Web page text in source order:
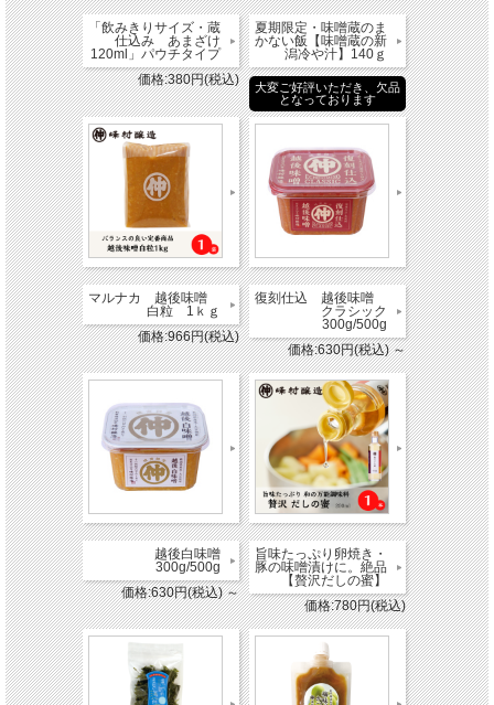
「飲みきりサイズ・蔵
仕込み あまざけ
120ml」パウチタイプ
価格:380円(税込)
夏期限定・味噌蔵のま
かない飯【味噌蔵の新
潟冷や汁】140ｇ
大変ご好評いただき、欠品
となっております
マルナカ 越後味噌
白粒 1ｋｇ
価格:966円(税込)
復刻仕込 越後味噌
クラシック
300g/500g
価格:630円(税込)～
越後白味噌
300g/500g
価格:630円(税込)～
旨味たっぷり卵焼き・
豚の味噌漬けに。絶品
【贅沢だしの蜜】
価格:780円(税込)